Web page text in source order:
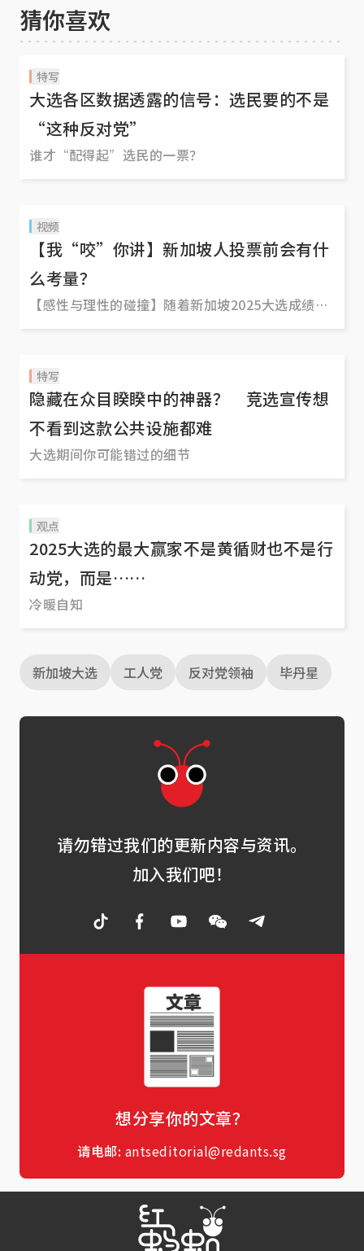
猜你喜欢
特写
大选各区数据透露的信号：选民要的不是
“这种反对党”
谁才“配得起”选民的一票？
视频
【我“咬”你讲】新加坡人投票前会有什
么考量？
【感性与理性的碰撞】随着新加坡2025大选成绩在
人震惊之余，更多是不解。 毕竟在群众大会期间，
工人党的专属会场人潮汹涌的盛况是有目共睹的。
这不免让不少人觉得工人党在这届大选应该能攻下
更大片的“蓝天”，结果事与愿违。 红蚂蚁按耐不
住好奇心走上街头，向新加坡选民抛出灵魂拷问：
特写
隐藏在众目睽睽中的神器？ 竞选宣传想
不看到这款公共设施都难
大选期间你可能错过的细节
观点
2025大选的最大赢家不是黄循财也不是行
动党，而是……
冷暖自知
新加坡大选 工人党 反对党领袖 毕丹星
请勿错过我们的更新内容与资讯。
加入我们吧！
想分享你的文章？
请电邮: antseditorial@redants.sg